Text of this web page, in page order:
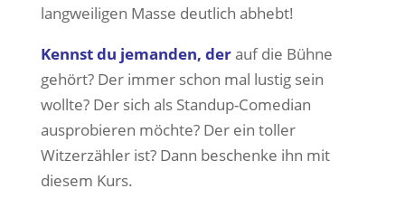
langweiligen Masse deutlich abhebt!
Kennst du jemanden, derauf die Bühne
gehört? Der immer schon mal lustig sein
wollte? Der sich als Standup-Comedian
ausprobieren möchte? Der ein toller
Witzerzähler ist? Dann beschenke ihn mit
diesem Kurs.